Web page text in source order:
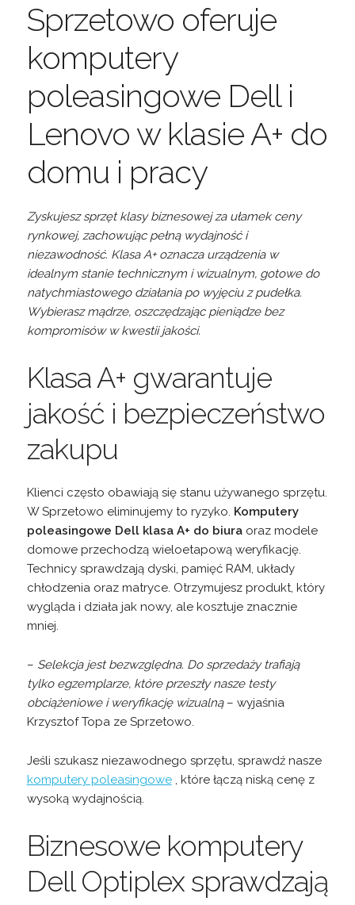
Sprzetowo oferuje
komputery
poleasingowe Dell i
Lenovo w klasie A+ do
domu i pracy
Zyskujesz sprzęt klasy biznesowej za ułamek ceny
rynkowej, zachowując pełną wydajność i
niezawodność. Klasa A+ oznacza urządzenia w
idealnym stanie technicznym i wizualnym, gotowe do
natychmiastowego działania po wyjęciu z pudełka.
Wybierasz mądrze, oszczędzając pieniądze bez
kompromisów w kwestii jakości.
Klasa A+ gwarantuje
jakość i bezpieczeństwo
zakupu
Klienci często obawiają się stanu używanego sprzętu.
W Sprzetowo eliminujemy to ryzyko. Komputery
poleasingowe Dell klasa A+ do biuraoraz modele
domowe przechodzą wieloetapową weryfikację.
Technicy sprawdzają dyski, pamięć RAM, układy
chłodzenia oraz matryce. Otrzymujesz produkt, który
wygląda i działa jak nowy, ale kosztuje znacznie
mniej.
– Selekcja jest bezwzględna. Do sprzedaży trafiają
tylko egzemplarze, które przeszły nasze testy
obciążeniowe i weryfikację wizualną– wyjaśnia
Krzysztof Topa ze Sprzetowo.
Jeśli szukasz niezawodnego sprzętu, sprawdź nasze
komputery poleasingowe, które łączą niską cenę z
wysoką wydajnością.
Biznesowe komputery
Dell Optiplex sprawdzają